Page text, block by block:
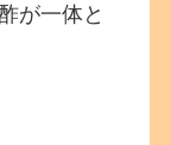
が一体と